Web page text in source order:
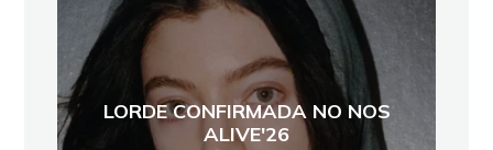
LORDE CONFIRMADA NO NOS
ALIVE'26